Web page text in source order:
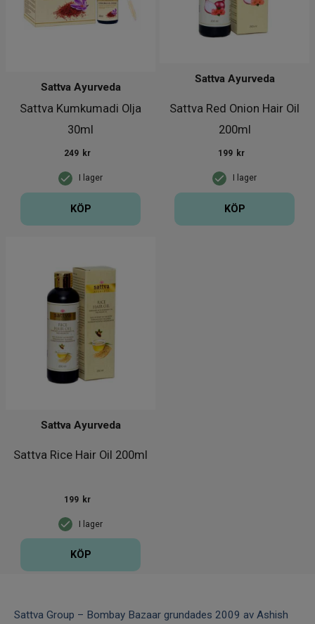
Sattva Kumkumadi Olja
30ml
Sattva Ayurveda
I lager
249 kr
KÖP
Sattva Red Onion Hair Oil
200ml
Sattva Ayurveda
I lager
199 kr
KÖP
Sattva Rice Hair Oil 200ml
Sattva Ayurveda
I lager
199 kr
KÖP
Sattva Group – Bombay Bazaar grundades 2009 av Ashish